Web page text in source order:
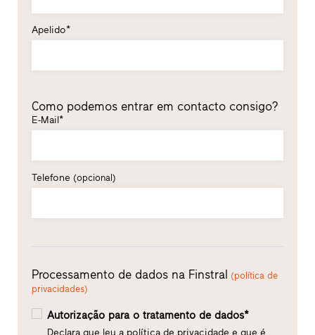
Apelido*
Como podemos entrar em contacto consigo?
E-Mail*
Telefone (opcional)
Processamento de dados na Finstral (política de
privacidades)
Autorização para o tratamento de dados*
Declara que leu a política de privacidade e que é